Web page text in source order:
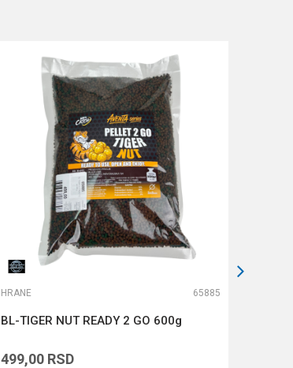
HRANE 65885
BL-TIGER NUT READY 2 GO 600g
499,00 RSD